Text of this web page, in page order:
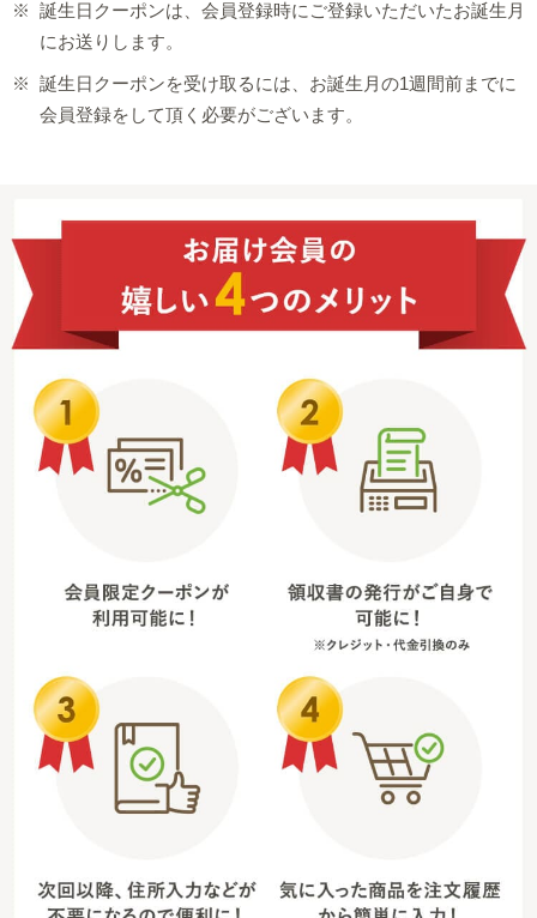
※ 誕生日クーポンは、会員登録時にご登録いただいたお誕生月
にお送りします。
※ 誕生日クーポンを受け取るには、お誕生月の1週間前までに
会員登録をして頂く必要がございます。